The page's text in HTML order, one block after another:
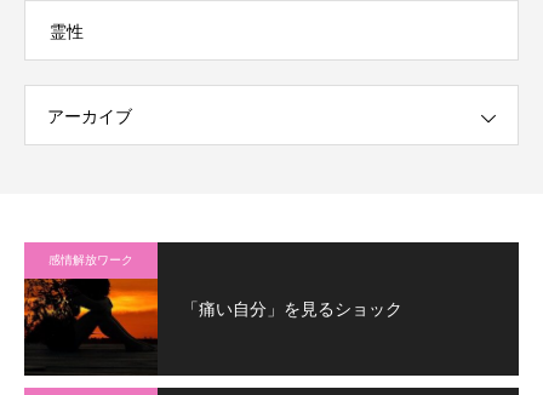
霊性
アーカイブ
感情解放ワーク
「痛い自分」を見るショック